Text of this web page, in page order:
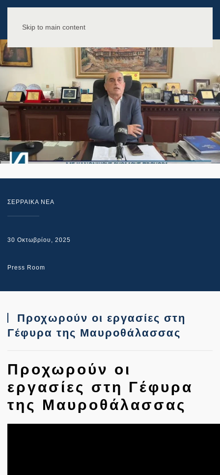
Skip to main content
ΣΕΡΡΑΙΚΑ ΝΕΑ
30 Οκτωβρίου, 2025
Press Room
Προχωρούν οι εργασίες στη
Γέφυρα της Μαυροθάλασσας
Προχωρούν οι
εργασίες στη Γέφυρα
της Μαυροθάλασσας